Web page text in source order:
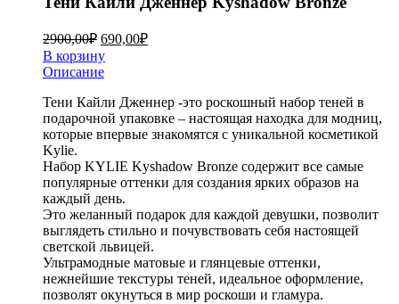
2900,00₽ 690,00₽
В корзину
Описание
Тени Кайли Дженнер -это роскошный набор теней в
подарочной упаковке – настоящая находка для модниц,
которые впервые знакомятся с уникальной косметикой
Kylie.
Набор KYLIE Kyshadow Bronze содержит все самые
популярные оттенки для создания ярких образов на
каждый день.
Это желанный подарок для каждой девушки, позволит
выглядеть стильно и почувствовать себя настоящей
светской львицей.
Ультрамодные матовые и глянцевые оттенки,
нежнейшие текстуры теней, идеальное оформление,
позволят окунуться в мир роскоши и гламура.